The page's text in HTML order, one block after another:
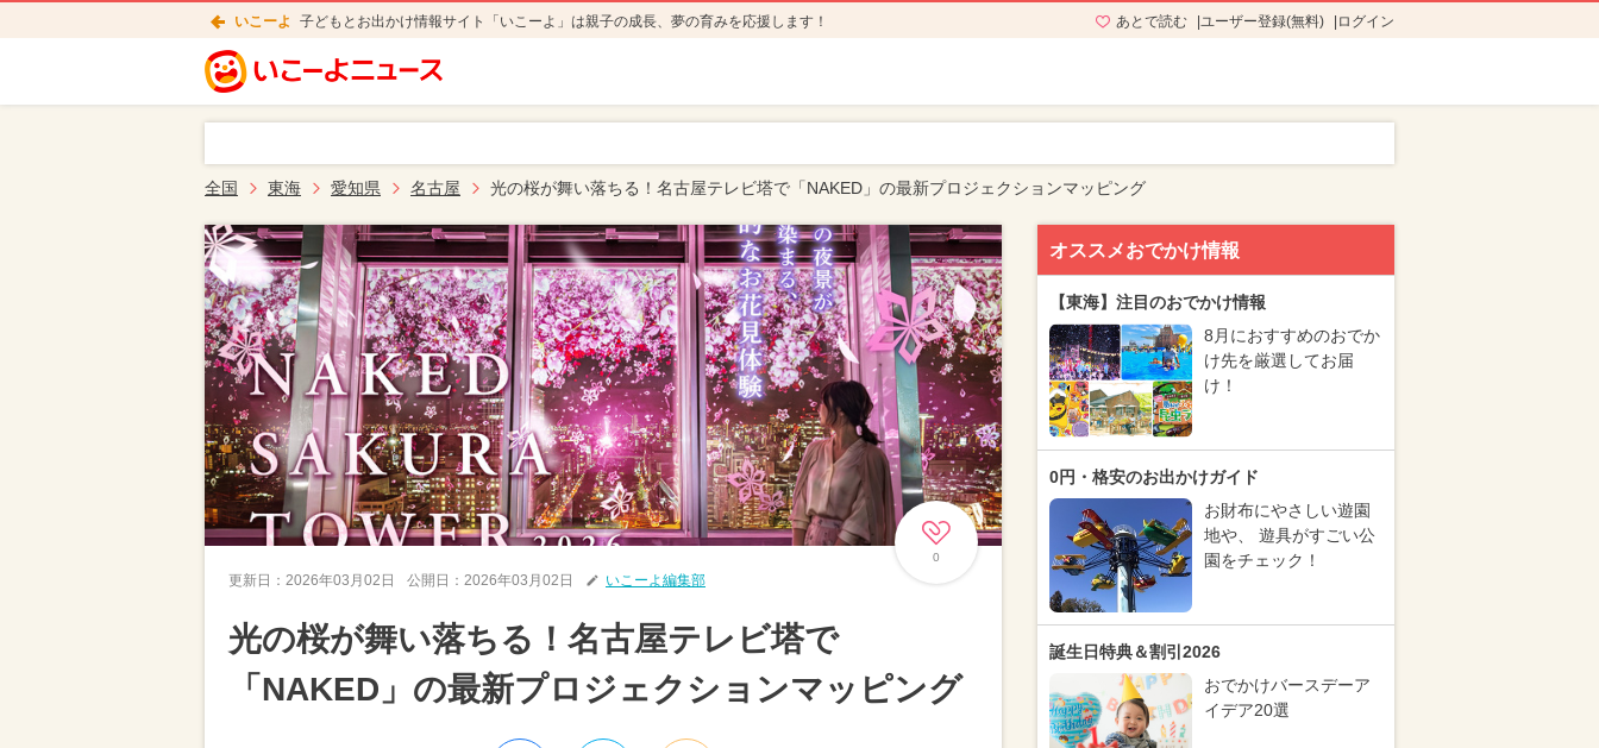
いこーよ 子どもとお出かけ情報サイト「いこーよ」は親子の成長、夢の育みを応援します！ あとで読む ユーザー登録(無料) ログイン
全国 東海 愛知県 名古屋 光の桜が舞い落ちる！名古屋テレビ塔で「NAKED」の最新プロジェクションマッピング
0
更新日： 2026年03月02日 公開日： 2026年03月02日 いこーよ編集部
光の桜が舞い落ちる！名古屋テレビ塔で
「NAKED」の最新プロジェクションマッピング
オススメおでかけ情報
【東海】注目のおでかけ情報
8月におすすめのおでか
け先を厳選してお届
け！
0円・格安のお出かけガイド
お財布にやさしい遊園
地や、 遊具がすごい公
園をチェック！
誕生日特典＆割引2026
おでかけバースデーア
イデア20選